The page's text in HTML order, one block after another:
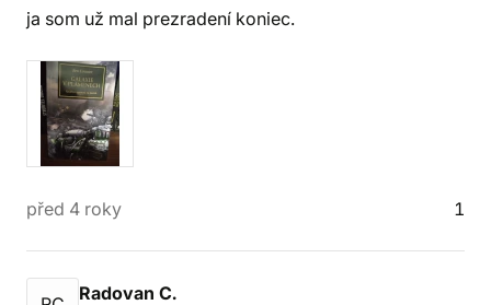
ja som už mal prezradení koniec.
před 4 roky 1
Radovan C.